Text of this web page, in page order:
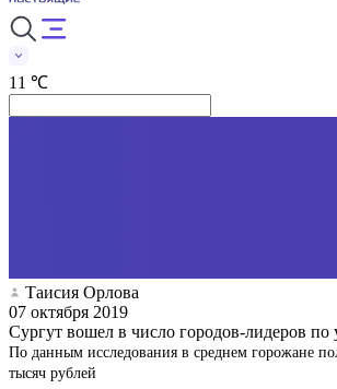
11 ℃
Таисия Орлова
07 октября 2019
Сургут вошел в число городов-лидеров по
По данным исследования в среднем горожане
тысяч рублей